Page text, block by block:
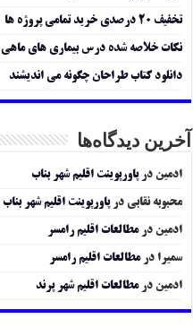
تخفیف ۲۰ درصدی خرید تمامی پروژه ها
نکات خلاصه شده درس بیماری های ماهی
دانلود کتاب طراحان چگونه می اندیشند
آخرین دیدگاه‌ها
ادمین درپاورپوینت اقلیم شهر بناب
محبوبه نقابی درپاورپوینت اقلیم شهر بناب
ادمین درمطالعات اقلیم رامسر
سمیرا درمطالعات اقلیم رامسر
ادمین درمطالعات اقلیم شهر پرند